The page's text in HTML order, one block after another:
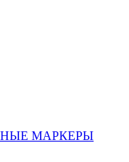
МАРКЕРЫ